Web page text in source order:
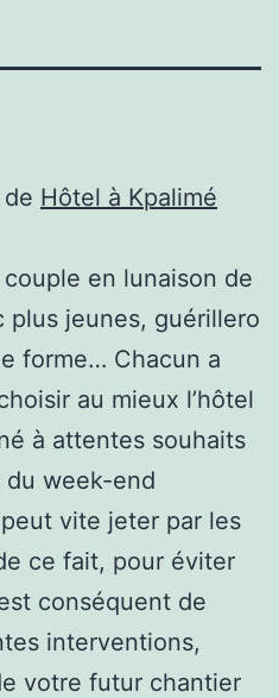
de Hôtel à Kpalimé
en lunaison de
plus jeunes, guérillero
forme… Chacun a
au mieux l’hôtel
à attentes souhaits
du week-end
vite jeter par les
ce fait, pour éviter
conséquent de
interventions,
votre futur chantier